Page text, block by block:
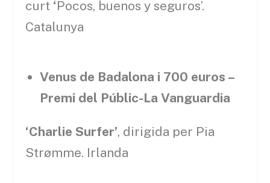
curt ‘Pocos, buenos y seguros’.
Catalunya
Venus de Badalona i 700 euros –
Premi del Públic-La Vanguardia
‘Charlie Surfer’, dirigida per Pia
Strømme. Irlanda